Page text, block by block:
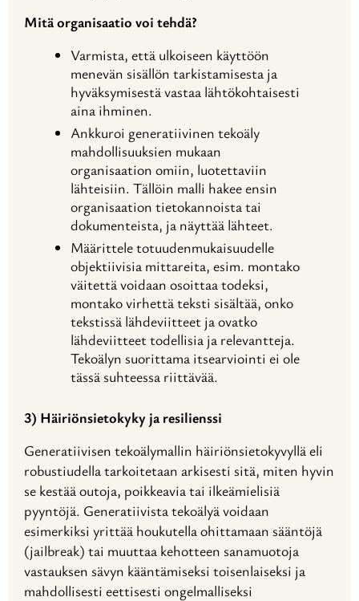
Mitä organisaatio voi tehdä?
Varmista, että ulkoiseen käyttöön
menevän sisällön tarkistamisesta ja
hyväksymisestä vastaa lähtökohtaisesti
aina ihminen.
Ankkuroi generatiivinen tekoäly
mahdollisuuksien mukaan
organisaation omiin, luotettaviin
lähteisiin. Tällöin malli hakee ensin
organisaation tietokannoista tai
dokumenteista, ja näyttää lähteet.
Määrittele totuudenmukaisuudelle
objektiivisia mittareita, esim. montako
väitettä voidaan osoittaa todeksi,
montako virhettä teksti sisältää, onko
tekstissä lähdeviitteet ja ovatko
lähdeviitteet todellisia ja relevantteja.
Tekoälyn suorittama itsearviointi ei ole
tässä suhteessa riittävää.
3) Häiriönsietokyky ja resilienssi
Generatiivisen tekoälymallin häiriönsietokyvyllä eli
robustiudella tarkoitetaan arkisesti sitä, miten hyvin
se kestää outoja, poikkeavia tai ilkeämielisiä
pyyntöjä. Generatiivista tekoälyä voidaan
esimerkiksi yrittää houkutella ohittamaan sääntöjä
(jailbreak) tai muuttaa kehotteen sanamuotoja
vastauksen sävyn kääntämiseksi toisenlaiseksi ja
mahdollisesti eettisesti ongelmalliseksi